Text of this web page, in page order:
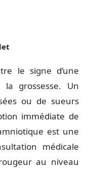
le signe d’une
grossesse. Un
ou de sueurs
immédiate de
est une
médicale
au niveau